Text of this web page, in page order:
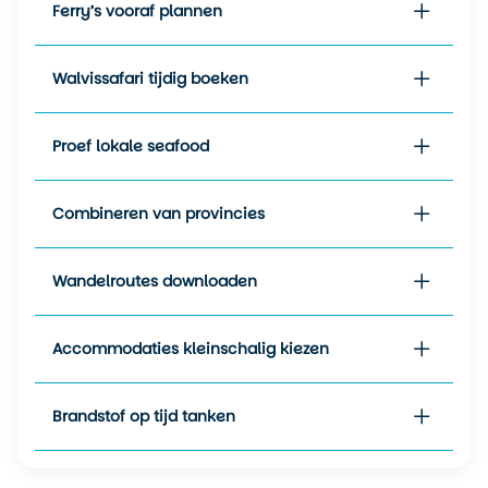
infrastructuur goed. Wegen zijn overzichtelijk,
ontmoetingen. Geen grote steden of snelwegen vol
achtergrond hoort.
Ferry’s vooraf plannen
Walvissafari tijdig boeken
Proef lokale seafood
Combineren van provincies
Wandelroutes downloaden
Accommodaties kleinschalig kiezen
Brandstof op tijd tanken